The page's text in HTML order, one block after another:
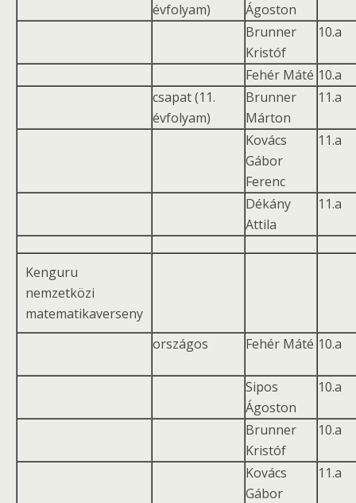
évfolyam)
Ágoston
Brunner
Kristóf
10.a
Fehér Máté 10.a
csapat (11.
évfolyam)
Brunner
Márton
11.a
Kovács
Gábor
Ferenc
11.a
Dékány
Attila
11.a
Kenguru
nemzetközi
matematikaverseny
országos
Fehér Máté 10.a
Sipos
Ágoston
10.a
Brunner
Kristóf
10.a
Kovács
Gábor
11.a